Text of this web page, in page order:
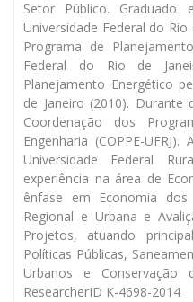
Setor Público. Graduado
Universidade Federal do
Programa de
Federal do Rio de
Planejamento Energético
de Janeiro (2010). Durante
Coordenação dos
Engenharia (COPPE-
Universidade Federal
experiência na área de
ênfase em Economia dos
Regional e Urbana e
Projetos, atuando
Políticas Públicas,
Urbanos e Conservação
ResearcherID K-4698-2014